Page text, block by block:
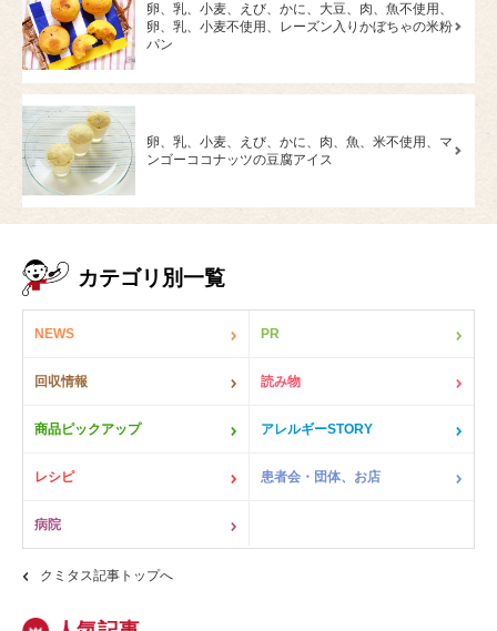
卵、乳、小麦、えび、かに、大豆、肉、魚不使用、
卵、乳、小麦不使用、レーズン入りかぼちゃの米粉
パン
卵、乳、小麦、えび、かに、肉、魚、米不使用、マ
ンゴーココナッツの豆腐アイス
カテゴリ別一覧
NEWS PR
回収情報 読み物
商品ピックアップ アレルギーSTORY
レシピ 患者会・団体、お店
病院
クミタス記事トップへ